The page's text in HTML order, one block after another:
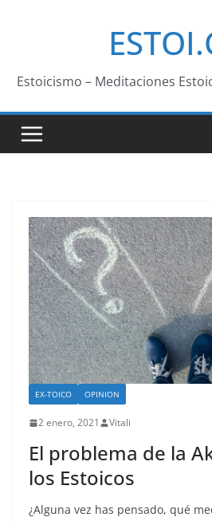
Estoicismo – Meditaciones
EX-TOICO OPINION
2 enero, 2021 Vitali
El problema de la
los Estoicos
¿Alguna vez has pensado, qué